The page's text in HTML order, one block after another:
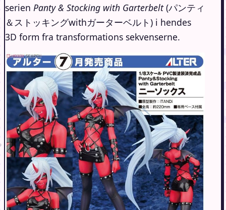
serien Panty & Stocking with Garterbelt(パンティ
＆ストッキングwithガーターベルト) i hendes
3D form fra transformations sekvenserne.